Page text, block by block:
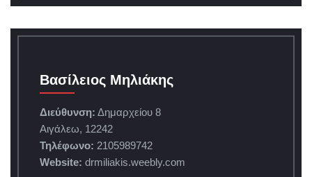
Βασίλειος Μηλιάκης
Διεύθυνση: Δημαρχείου 8
Αιγάλεω, 12242
Τηλέφωνο: 2105989742
Website: drmiliakis.weebly.com